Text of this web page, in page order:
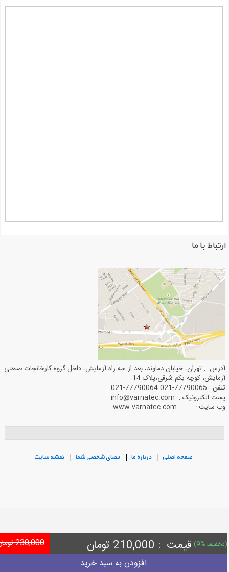
230,000 تومان قیمت : 210,000تومان 9
ارتباط با ما
آدرس : تهران، خیابان دماوند، بعد از سه راه آزمایش، داخل گروه کارخانجات صنعتی
آزمایش، کوچه یکم شرقی،پلاک 14
تلفن : 77790065-021 77790064-021
پست الکترونیک : info@varnatec.com
وب سایت : www.varnatec.com
صفحه اصلی| درباره ما| فضای شخصی شما| نقشه سایت